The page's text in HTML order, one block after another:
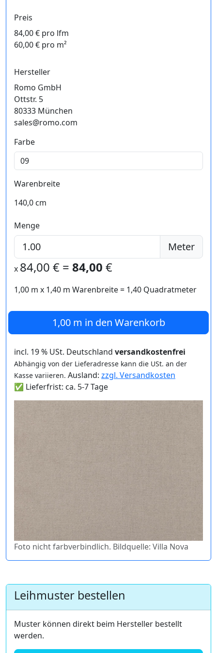
Preis
84,00 € pro lfm
60,00 € pro m²
Hersteller
Romo GmbH
Ottstr. 5
80333 München
sales@romo.com
Farbe
Warenbreite
140,0 cm
Menge
Meter
x 84,00 € = 84,00 €
1,00 m x 1,40 m Warenbreite = 1,40 Quadratmeter
1,00 m in den Warenkorb
incl. 19 % USt. Deutschland versandkostenfrei
Abhängig von der Lieferadresse kann die USt. an der
Kasse variieren. Ausland: zzgl. Versandkosten
✅ Lieferfrist: ca. 5-7 Tage
Foto nicht farbverbindlich. Bildquelle: Villa Nova
Leihmuster bestellen
Muster können direkt beim Hersteller bestellt
werden.